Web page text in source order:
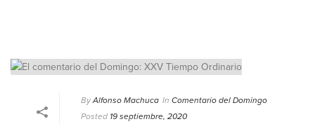
By Alfonso Machuca In Comentario del Domingo
Posted 19 septiembre, 2020